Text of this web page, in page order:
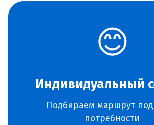
😊
Индивидуальный
Подбираем маршрут
потребности